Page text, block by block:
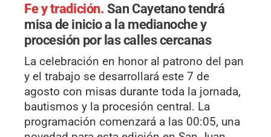
Fe y tradición. San Cayetano tendrá
misa de inicio a la medianoche y
procesión por las calles cercanas
La celebración en honor al patrono del pan
y el trabajo se desarrollará este 7 de
agosto con misas durante toda la jornada,
bautismos y la procesión central. La
programación comenzará a las 00:05, una